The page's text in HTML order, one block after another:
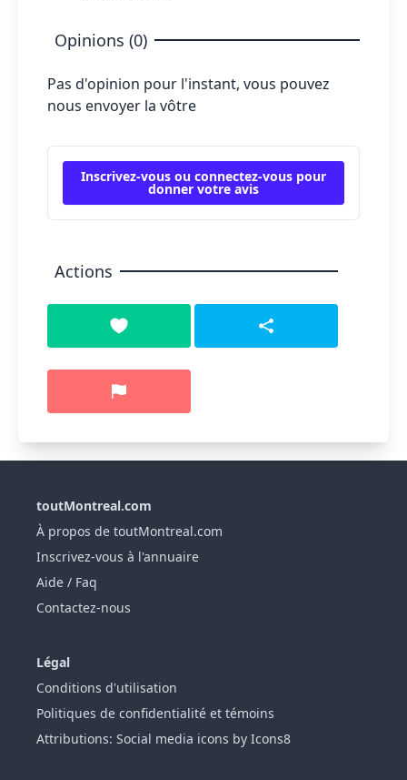
Opinions (0)
Pas d'opinion pour l'instant, vous pouvez
nous envoyer la vôtre
Inscrivez-vous ou connectez-vous pour
donner votre avis
Actions
toutMontreal.com
À propos de toutMontreal.com
Inscrivez-vous à l'annuaire
Aide / Faq
Contactez-nous
Légal
Conditions d'utilisation
Politiques de confidentialité et témoins
Attributions: Social media icons by Icons8